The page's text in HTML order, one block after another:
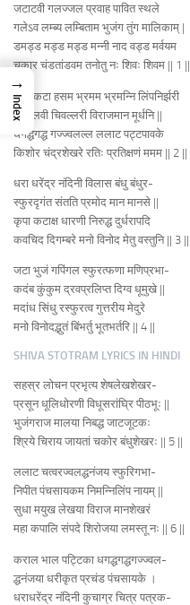
जटाटवी गलज्जल प्रवाह पावित स्थले
गलेऽव लम्ब्य लम्बिताम भुजंग तुंग मालिकाम्‌ |
डमड्ड मड्ड मड्ड मन्नी नाद वड्ड मर्वयम
चकार चंडतांडवम तनोतु नः शिवः शिवम || 1 ||
जटा कटा हसम भ्रमम भ्रमन्नि लिंपनिर्झरी
विलोलवी चिवल्लरी विराजमान मूर्धनि ||
धगद्धगद्ध गज्ज्वलल्ल ललाट पट्टपावके
किशोर चंद्रशेखरे रतिः प्रतिक्षणं ममम || 2 ||
धरा धरेंद्र नंदिनी विलास बंधु बंधुर-
स्फुरदृगंत संतति प्रमोद मान मानसे ||
कृपा कटाक्ष धारणी निरुद्ध दुर्धरापदि
कवचिद दिगम्बरे मनो विनोद मेतु वस्तुनि || 3 ||
जटा भुजं गपिंगल स्फुरत्फणा मणिप्रभा-
कदंब कुंकुम द्रवप्रलिप्त दिग्व धूमुखे ||
मदांध सिंधु रस्फुरत्व गुत्तरीय मेदुरे
मनो विनोदद्भुतं बिंभर्तु भूतभर्तरि || 4 ||
SHIVA STOTRAM LYRICS IN HINDI
सहस्र लोचन प्रभृत्य शेषलेखशेखर-
प्रसून धूलिधोरणी विधूसरांघ्रि पीठभूः ||
भुजंगराज मालया निबद्ध जाटजूटकः
श्रिये चिराय जायतां चकोर बंधुशेखरः || 5 ||
ललाट चत्वरज्वलद्धनंजय स्फुरिगभा-
निपीत पंचसायकम निमन्निलिंप नायम्‌ ||
सुधा मयुख लेखया विराज मानशेखरं
महा कपालि संपदे शिरोजया लमस्तू नः || 6 ||
कराल भाल पट्टिका धगद्धगद्धगज्ज्वल-
द्धनंजया धरीकृत प्रचंड पंचसायके ।
धराधरेंद्र नंदिनी कुचाग्र चित्र पत्रक-
→
Index